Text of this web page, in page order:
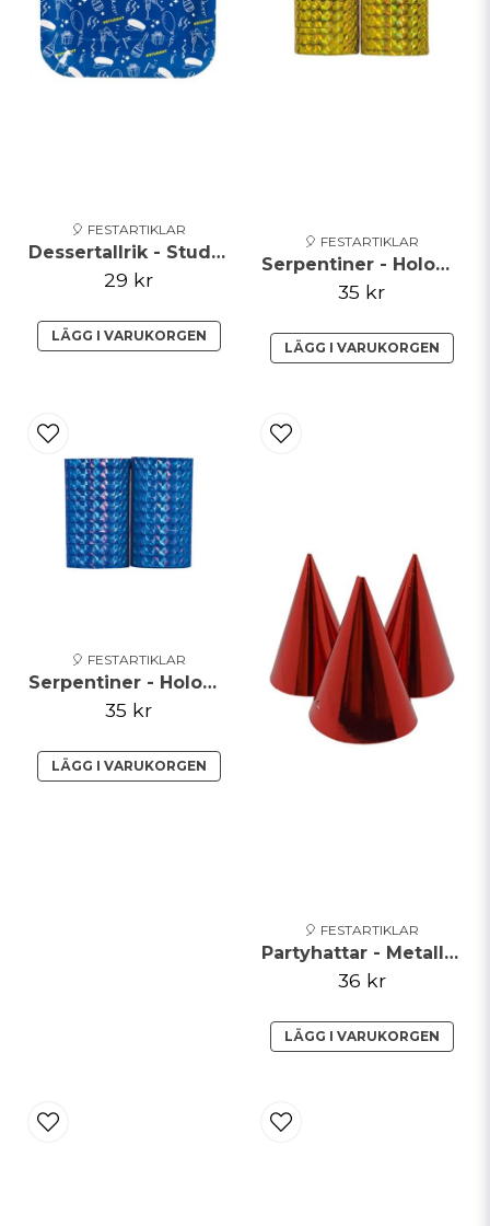
🎈 FESTARTIKLAR
Dessertallrik - Student - Blå
29 kr
LÄGG I VARUKORGEN
🎈 FESTARTIKLAR
Serpentiner - Holographic - Guld
35 kr
LÄGG I VARUKORGEN
🎈 FESTARTIKLAR
Serpentiner - Holographic - Blå
35 kr
LÄGG I VARUKORGEN
🎈 FESTARTIKLAR
Partyhattar - Metallic - Röd
36 kr
LÄGG I VARUKORGEN
Skicka fråga